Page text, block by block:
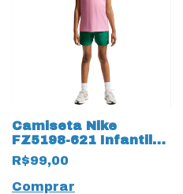
Camiseta Nike
FZ5198-621 Infantil
Kids Training 19995
Rosa
R$99,00
Comprar